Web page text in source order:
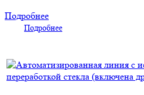
Подробнее
Подробнее